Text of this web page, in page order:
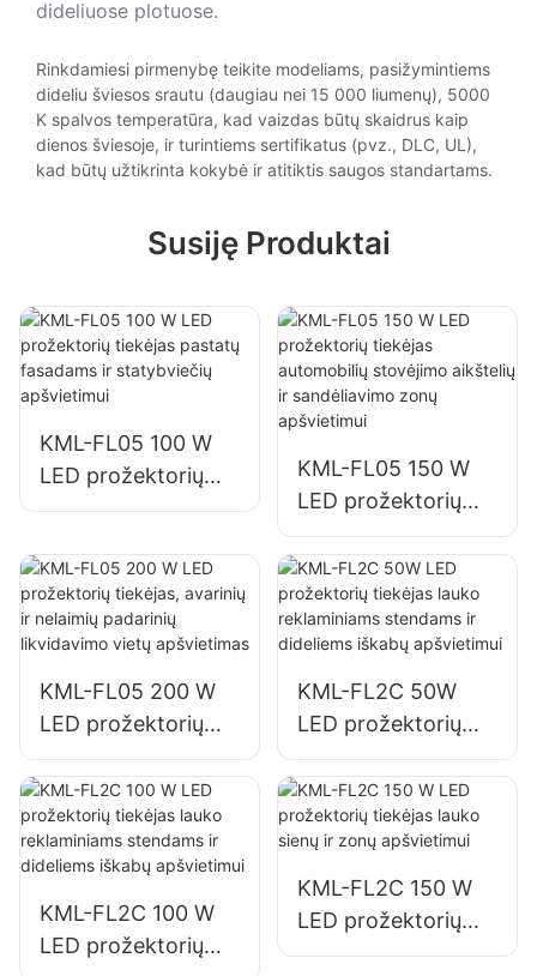
dideliuose plotuose.
Rinkdamiesi pirmenybę teikite modeliams, pasižymintiems
dideliu šviesos srautu (daugiau nei 15 000 liumenų), 5000
K spalvos temperatūra, kad vaizdas būtų skaidrus kaip
dienos šviesoje, ir turintiems sertifikatus (pvz., DLC, UL),
kad būtų užtikrinta kokybė ir atitiktis saugos standartams.
Susiję Produktai
KML-FL05 100 W
LED prožektorių
tiekėjas pastatų
statybviečių
apšvietimui
KML-FL05 150 W
LED prožektorių
tiekėjas automobilių
stovėjimo aikštelių
ir sandėliavimo
zonų apšvietimui
KML-FL05 200 W
LED prožektorių
tiekėjas, avarinių ir
nelaimių padarinių
likvidavimo vietų
apšvietimas
KML-FL2C 50W
LED prožektorių
tiekėjas lauko
reklaminiams
stendams ir
dideliems iškabų
apšvietimui
KML-FL2C 100 W
LED prožektorių
KML-FL2C 150 W
LED prožektorių
tiekėjas lauko sienų